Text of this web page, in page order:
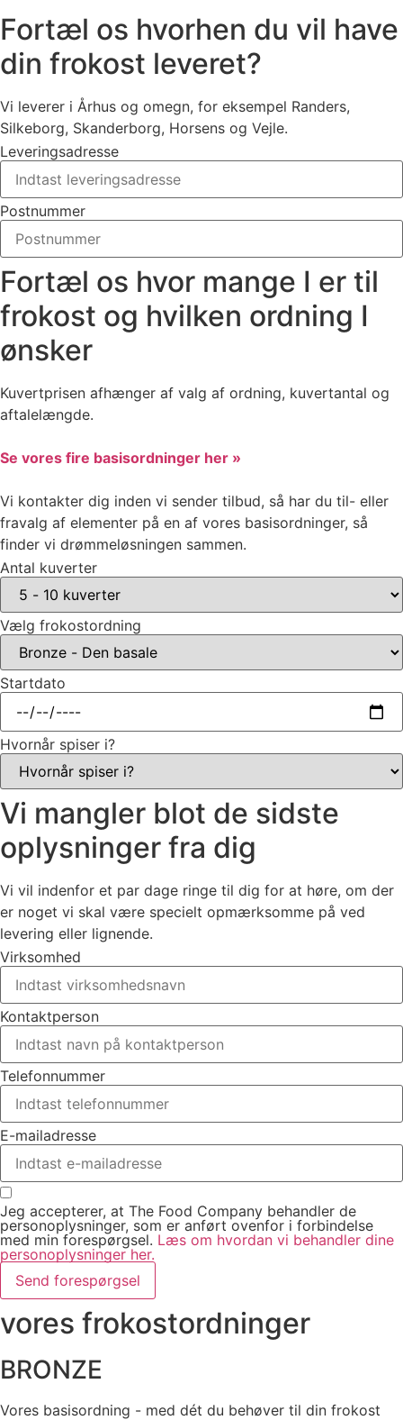
Fortæl os hvorhen du vil have
din frokost leveret?
Vi leverer i Århus og omegn, for eksempel Randers,
Silkeborg, Skanderborg, Horsens og Vejle.
Leveringsadresse
Postnummer
Fortæl os hvor mange I er til
frokost og hvilken ordning I
ønsker
Kuvertprisen afhænger af valg af ordning, kuvertantal og
aftalelængde.
Se vores fire basisordninger her »
Vi kontakter dig inden vi sender tilbud, så har du til- eller
fravalg af elementer på en af vores basisordninger, så
finder vi drømmeløsningen sammen.
Antal kuverter
Vælg frokostordning
Startdato
Hvornår spiser i?
Vi mangler blot de sidste
oplysninger fra dig
Vi vil indenfor et par dage ringe til dig for at høre, om der
er noget vi skal være specielt opmærksomme på ved
levering eller lignende.
Virksomhed
Kontaktperson
Telefonnummer
E-mailadresse
Jeg accepterer, at The Food Company behandler de
personoplysninger, som er anført ovenfor i forbindelse
med min forespørgsel. Læs om hvordan vi behandler dine
personoplysninger her.
Send forespørgsel
vores frokostordninger
BRONZE
Vores basisordning - med dét du behøver til din frokost